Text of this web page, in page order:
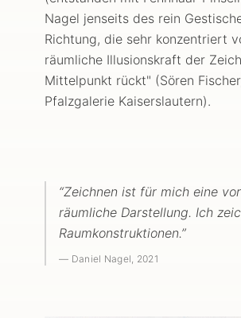
Nagel jenseits des rein
Richtung, die sehr konzentriert
räumliche Illusionskraft der
Mittelpunkt rückt" (Sören
Pfalzgalerie Kaiserslautern).
“Zeichnen ist für mich eine
räumliche Darstellung. Ich
Raumkonstruktionen.”
— Daniel Nagel, 2021